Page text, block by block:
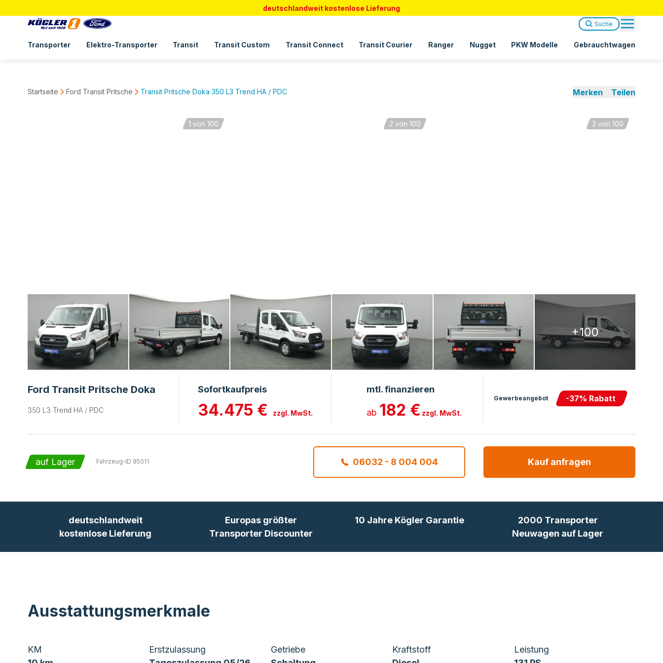
deutschlandweit kostenlose Lieferung
Transporter Elektro-Transporter Transit Transit Custom Transit Connect Transit Courier Ranger Nugget PKW Modelle Gebrauchtwagen
Suche
Startseite Ford Transit Pritsche Transit Pritsche Doka 350 L3 Trend HA / PDC Merken Teilen
2 von 100
1 von 100 3 von 100
+100
Ford Transit Pritsche Doka
350 L3 Trend HA / PDC
Sofortkaufpreis
34.475 € zzgl. MwSt.
mtl. finanzieren
ab 182 € zzgl. MwSt.
Gewerbeangebot -37% Rabatt
auf Lager Fahrzeug-ID 95011 06032 - 8 004 004 Kauf anfragen
deutschlandweit
kostenlose Lieferung
Europas größter
Transporter Discounter
10 Jahre Kögler Garantie
2000 Transporter
Neuwagen auf Lager
Ausstattungsmerkmale
KM
Erstzulassung
Getriebe
Kraftstoff
Leistung